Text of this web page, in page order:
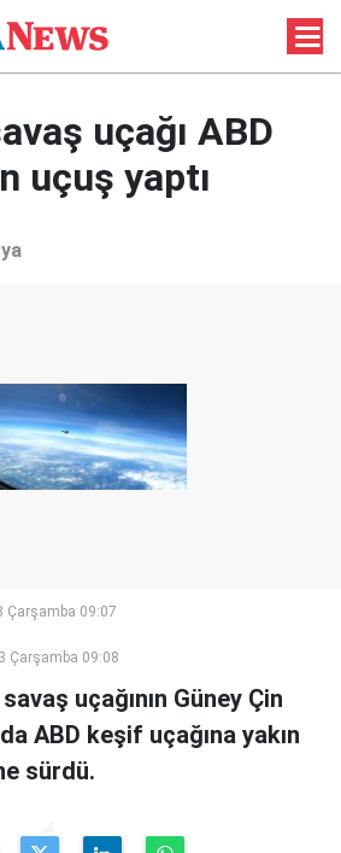
uçağı ABD
uçuş yaptı
Çarşamba 09:07
Çarşamba 09:08
uçağının Güney Çin
ABD keşif uçağına yakın
sürdü.